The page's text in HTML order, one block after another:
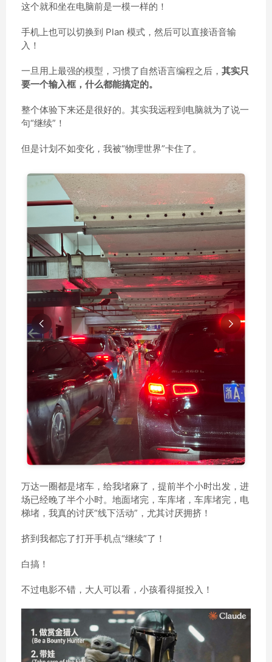
这个就和坐在电脑前是一模一样的！
手机上也可以切换到 Plan 模式，然后可以直接语音输
入！
一旦用上最强的模型，习惯了自然语言编程之后， 其实只
要一个输入框，什么都能搞定的。
整个体验下来还是很好的。其实我远程到电脑就为了说一
句“继续”！
但是计划不如变化，我被“物理世界”卡住了。
万达一圈都是堵车，给我堵麻了，提前半个小时出发，进
场已经晚了半个小时。地面堵完，车库堵，车库堵完，电
梯堵，我真的讨厌“线下活动”，尤其讨厌拥挤！
挤到我都忘了打开手机点“继续”了！
白搞！
不过电影不错，大人可以看，小孩看得挺投入！